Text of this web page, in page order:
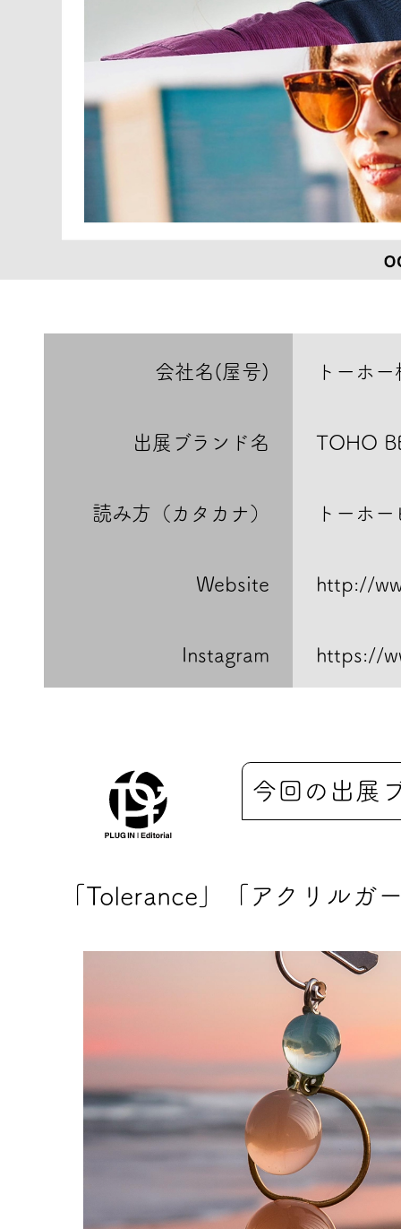
会社名(屋号) トーホ
出展ブランド名 TOHO
読み方（カタカナ） トーホ
Website http://
Instagram https://
今回の出展
「Tolerance」「アクリルガ